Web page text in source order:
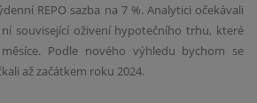
REPO sazba na 7 %. Analytici očekávali
ní související oživení hypotečního trhu, které
Podle nového výhledu bychom se
až začátkem roku 2024.